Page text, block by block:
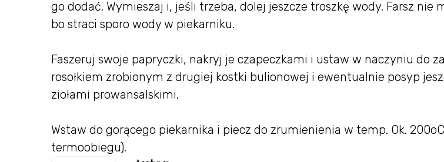
go dodać. Wymieszaj i, jeśli trzeba, dolej jeszcze troszkę wody. Farsz nie
bo straci sporo wody w piekarniku.
Faszeruj swoje papryczki, nakryj je czapeczkami i ustaw w naczyniu do
rosołkiem zrobionym z drugiej kostki bulionowej i ewentualnie posyp
ziołami prowansalskimi.
Wstaw do gorącego piekarnika i piecz do zrumienienia w temp. Ok.
termoobiegu).